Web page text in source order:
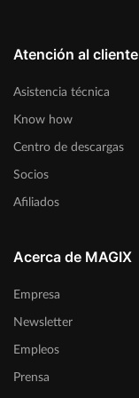
Atención al cliente
Asistencia técnica
Know how
Centro de descargas
Socios
Afiliados
Acerca de MAGIX
Empresa
Newsletter
Empleos
Prensa